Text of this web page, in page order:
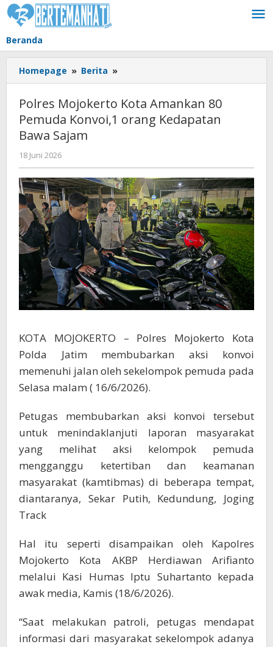
Lewati
ke
Beranda
Homepage » Berita »
Mojokerto
Amankan
80
Kedapatan
Bawa
Sajam
Polres Mojokerto Kota Amankan 80
Pemuda Konvoi,1 orang Kedapatan
Bawa Sajam
18 Juni 2026
BangAdmin
KOTA MOJOKERTO – Polres Mojokerto Kota
Polda Jatim membubarkan aksi konvoi
memenuhi jalan oleh sekelompok pemuda pada
Selasa malam ( 16/6/2026).
Petugas membubarkan aksi konvoi tersebut
untuk menindaklanjuti laporan masyarakat
yang melihat aksi kelompok pemuda
mengganggu ketertiban dan keamanan
masyarakat (kamtibmas) di beberapa tempat,
diantaranya, Sekar Putih, Kedundung, Joging
Track
Hal itu seperti disampaikan oleh Kapolres
Mojokerto Kota AKBP Herdiawan Arifianto
melalui Kasi Humas Iptu Suhartanto kepada
awak media, Kamis (18/6/2026).
“Saat melakukan patroli, petugas mendapat
informasi dari masyarakat sekelompok adanya